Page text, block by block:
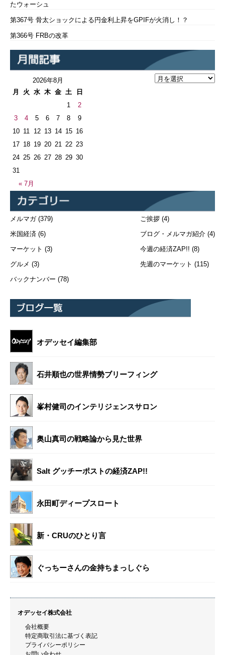
たウォーシュ
第367号 骨太ショックによる円金利上昇をGPIFが火消し！？
第366号 FRBの改革
2026年8月
月
火 水 木 金 土 日
« 7月
1
2
3
4 5 6 7 8
9
10 11 12 13 14 15 16
17 18 19 20 21 22 23
24 25 26 27 28 29 30
31
メルマガ(379)
米国経済 (6)
マーケット (3)
グルメ (3)
バックナンバー (78)
ご挨拶 (4)
ブログ・メルマガ紹介 (4)
今週の経済ZAP!! (8)
先週のマーケット (115)
オデッセイ編集部
石井順也の世界情勢ブリーフィング
峯村健司のインテリジェンスサロン
奥山真司の戦略論から見た世界
Salt グッチーポストの経済ZAP!!
永田町ディープスロート
新・CRUのひとり言
ぐっちーさんの金持ちまっしぐら
オデッセイ株式会社
会社概要
特定商取引法に基づく表記
プライバシーポリシー